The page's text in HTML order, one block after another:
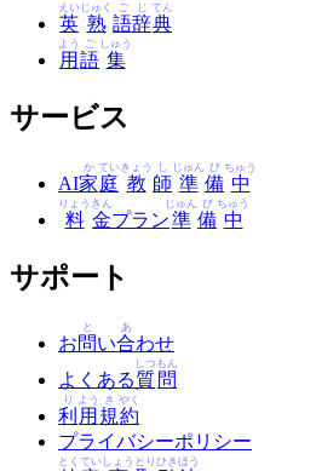
英
えい
熟
じゅく
語
ご
辞
じ
典
てん
用
よう
語
ご
集
しゅう
サービス
AI家
か
庭
てい
教
きょう
師
し
準
じゅん
備
び
中
ちゅう
料
りょう
金
きん
プラン準
じゅん
備
び
中
ちゅう
サポート
お問
と
い合
あ
わせ
よくある質
しつ
問
もん
利
り
用
よう
規
き
約
やく
プライバシーポリシー
とく てい しょう とり ひき ほう